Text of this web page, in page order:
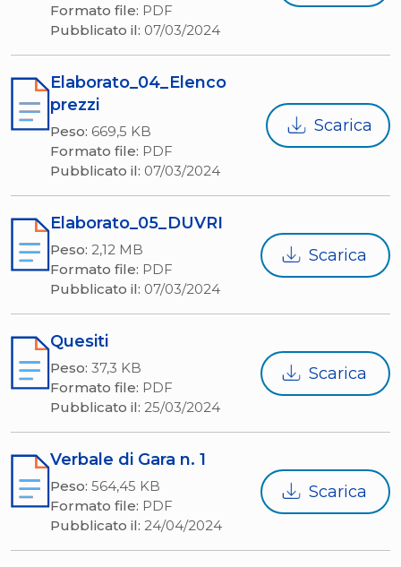
Formato file: PDF
Pubblicato il: 07/03/2024
Elaborato_04_Elenco
prezzi
Peso: 669,5 KB
Formato file: PDF
Pubblicato il: 07/03/2024
Scarica
Elaborato_05_DUVRI
Peso: 2,12 MB
Formato file: PDF
Pubblicato il: 07/03/2024
Scarica
Quesiti
Peso: 37,3 KB
Formato file: PDF
Pubblicato il: 25/03/2024
Scarica
Verbale di Gara n. 1
Peso: 564,45 KB
Formato file: PDF
Pubblicato il: 24/04/2024
Scarica